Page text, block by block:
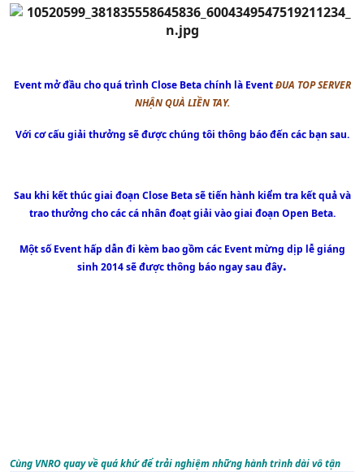
Event mở đầu cho quá trình Close Beta chính là EventĐUA TOP SERVER
NHẬN QUÀ LIỀN TAY.
Với cơ cấu giải thưởng sẽ được chúng tôi thông báo đến các bạn sau.
Sau khi kết thúc giai đoạn Close Beta sẽ tiến hành kiểm tra kết quả và
trao thưởng cho các cá nhân đoạt giải vào giai đoạn Open Beta.
Một số Event hấp dẫn đi kèm bao gồm các Event mừng dịp lễ giáng
sinh 2014 sẽ được thông báo ngay sau đây.
Cùng VNRO quay về quá khứ để trải nghiệm những hành trình dài vô tận